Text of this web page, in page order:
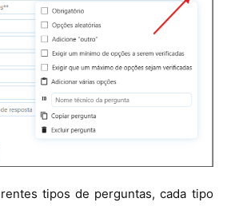
tipos de perguntas, cada tipo